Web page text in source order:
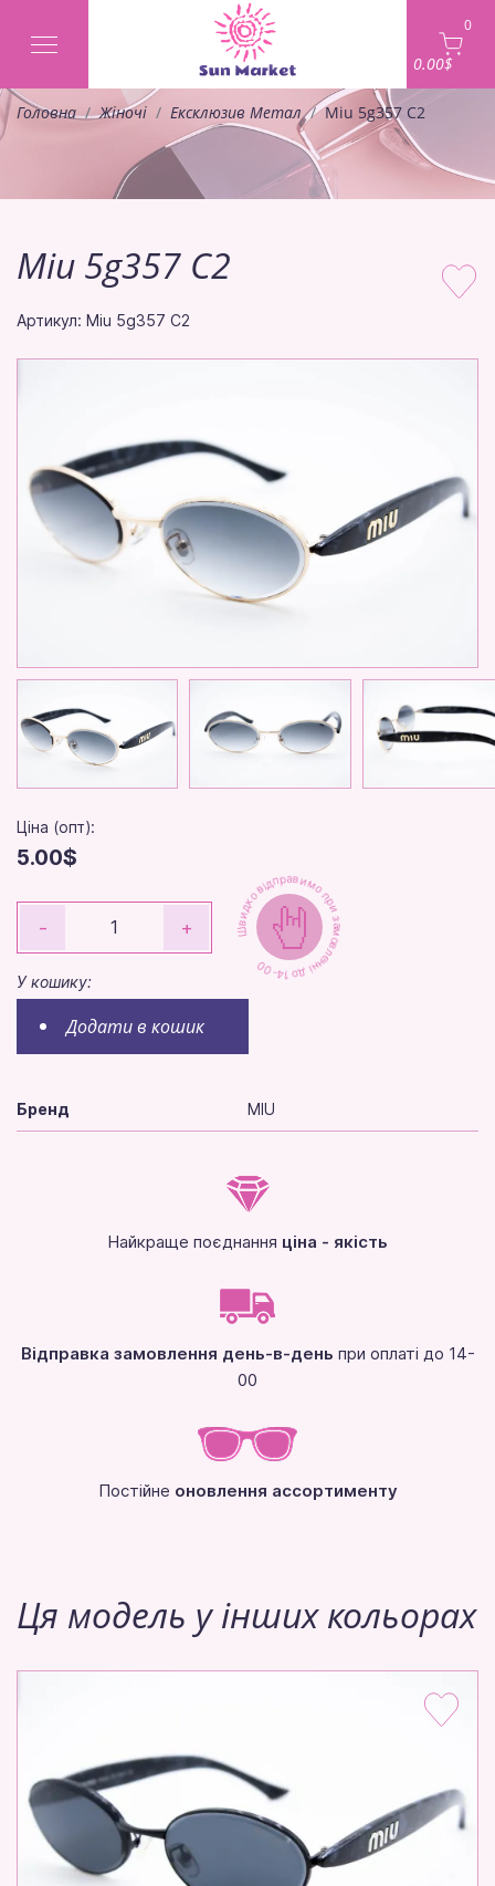
0
0.00$
Головна Жіночі Ексклюзив Метал Miu 5g357 C2
Miu 5g357 C2
Артикул: Miu 5g357 C2
Ціна (опт):
5.00$
- +
У кошику:
Додати в кошик
Швидко відправимо при замовленні до 14-00
Бренд MIU
Найкраще поєднання ціна - якість
Відправка замовлення день-в-день при оплаті до 14-
00
Постійне оновлення ассортименту
Ця модель у інших кольорах